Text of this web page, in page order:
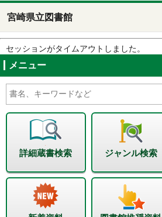
宮崎県立図書館
セッションがタイムアウトしました。
メニュー
詳細蔵書検索 ジャンル検索